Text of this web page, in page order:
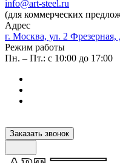
info@art-steel.ru
(для коммерческих
Адрес
г. Москва, ул. 2
Режим работы
Пн. – Пт.: с 10:00 до 17:00
Заказать звонок